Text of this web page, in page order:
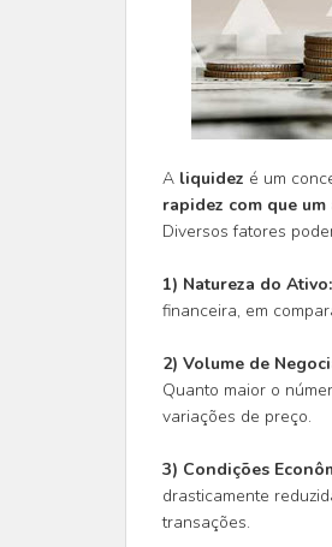
A liquidez é um
rapidez com que
Diversos fatores
1) Natureza do Ativo:
financeira, em
2) Volume de
Quanto maior o
variações de preço.
3) Condições
drasticamente
transações.